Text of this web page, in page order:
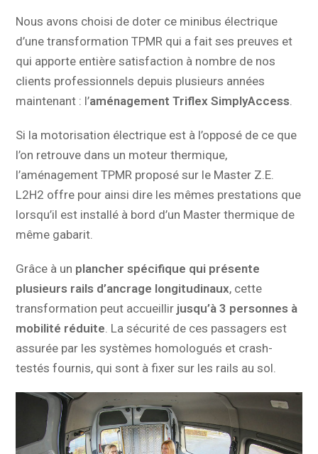
Nous avons choisi de doter ce minibus électrique
d’une transformation TPMR qui a fait ses preuves et
qui apporte entière satisfaction à nombre de nos
clients professionnels depuis plusieurs années
maintenant : l’aménagement Triflex SimplyAccess
Si la motorisation électrique est à l’opposé de ce que
l’on retrouve dans un moteur thermique,
l’aménagement TPMR proposé sur le Master Z.E.
L2H2 offre pour ainsi dire les mêmes prestations que
lorsqu’il est installé à bord d’un Master thermique de
même gabarit.
Grâce à un plancher spécifique qui présente
plusieurs rails d’ancrage longitudinaux, cette
transformation peut accueillir jusqu’à 3 personnes à
mobilité réduite . La sécurité de ces passagers est
assurée par les systèmes homologués et crash-
testés fournis, qui sont à fixer sur les rails au sol.